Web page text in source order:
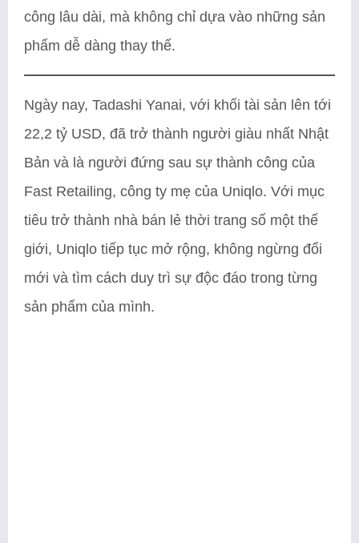
công lâu dài, mà không chỉ dựa vào những sản
phẩm dễ dàng thay thế.
Ngày nay, Tadashi Yanai, với khối tài sản lên tới
22,2 tỷ USD, đã trở thành người giàu nhất Nhật
Bản và là người đứng sau sự thành công của
Fast Retailing, công ty mẹ của Uniqlo. Với mục
tiêu trở thành nhà bán lẻ thời trang số một thế
giới, Uniqlo tiếp tục mở rộng, không ngừng đổi
mới và tìm cách duy trì sự độc đáo trong từng
sản phẩm của mình.